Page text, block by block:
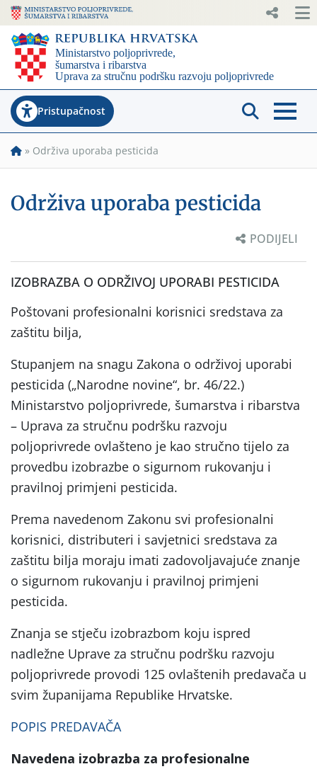
Pristupačnost
» Održiva uporaba pesticida
Održiva uporaba pesticida
PODIJELI
IZOBRAZBA O ODRŽIVOJ UPORABI PESTICIDA
Poštovani profesionalni korisnici sredstava za
zaštitu bilja,
Stupanjem na snagu Zakona o održivoj uporabi
pesticida („Narodne novine“, br. 46/22.)
Ministarstvo poljoprivrede, šumarstva i ribarstva
– Uprava za stručnu podršku razvoju
poljoprivrede ovlašteno je kao stručno tijelo za
provedbu izobrazbe o sigurnom rukovanju i
pravilnoj primjeni pesticida.
Prema navedenom Zakonu svi profesionalni
korisnici, distributeri i savjetnici sredstava za
zaštitu bilja moraju imati zadovoljavajuće znanje
o sigurnom rukovanju i pravilnoj primjeni
pesticida.
Znanja se stječu izobrazbom koju ispred
nadležne Uprave za stručnu podršku razvoju
poljoprivrede provodi 125 ovlaštenih predavača u
svim županijama Republike Hrvatske.
POPIS PREDAVAČA
Navedena izobrazba za profesionalne